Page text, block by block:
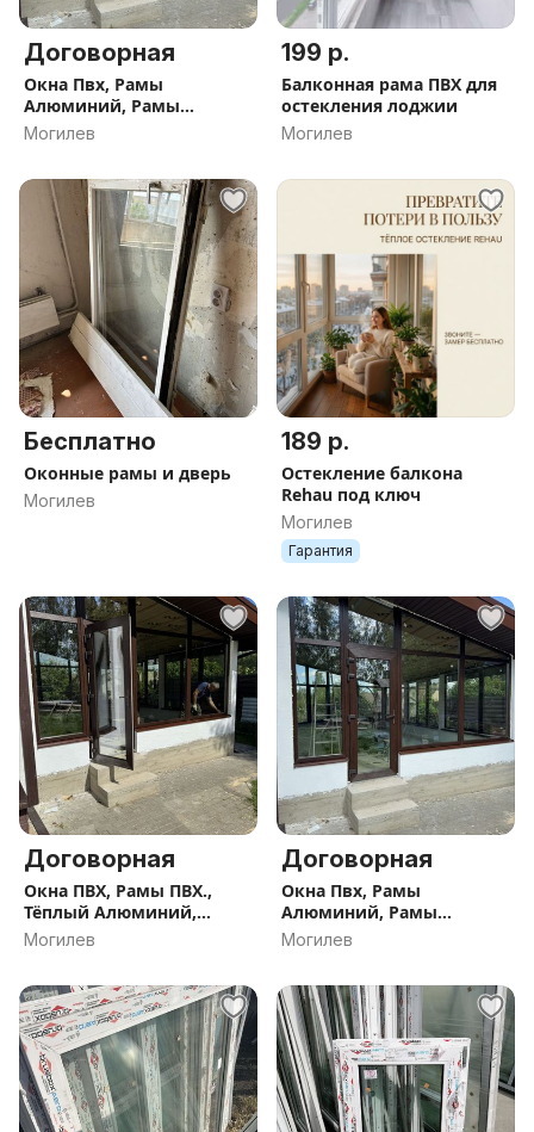
Договорная
Окна Пвх, Рамы
Алюминий, Рамы
Балконные ПВХ.
Могилев
199 р.
Балконная рама ПВХ для
остекления лоджии
Могилев
Бесплатно
Оконные рамы и дверь
Могилев
189 р.
Остекление балкона
Rehau под ключ
Могилев
Гарантия
Договорная
Окна ПВХ, Рамы ПВХ.,
Тёплый Алюминий,
Остекление Террас ,
Могилев
Договорная
Окна Пвх, Рамы
Алюминий, Рамы
Балконные ПВХ.
Могилев